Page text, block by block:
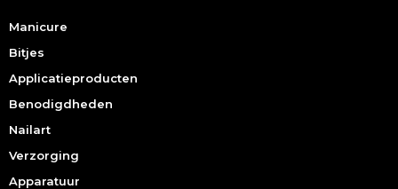
Manicure
Bitjes
Applicatieproducten
Benodigdheden
Nailart
Verzorging
Apparatuur